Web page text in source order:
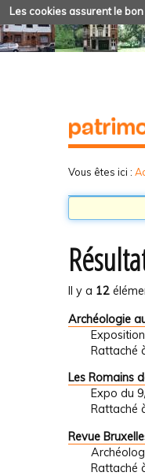
Les cookies assurent le
Vous êtes ici :
Il y a 12
Archéologie
Rattaché
Les Romains
Expo du
Rattaché
Revue
Rattaché